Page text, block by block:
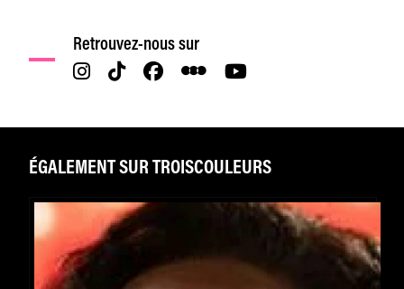
Retrouvez-nous sur
ÉGALEMENT SUR TROISCOULEURS